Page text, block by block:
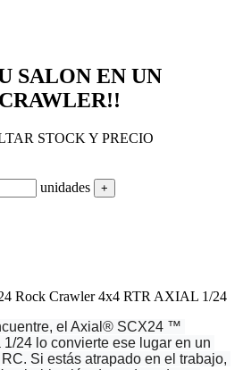
SALON EN UN
STOCK Y PRECIO
unidades +
Rock Crawler 4x4 RTR AXIAL 1/24
el Axial® SCX24 ™
24 lo convierte ese lugar en un
Si estás atrapado en el trabajo,